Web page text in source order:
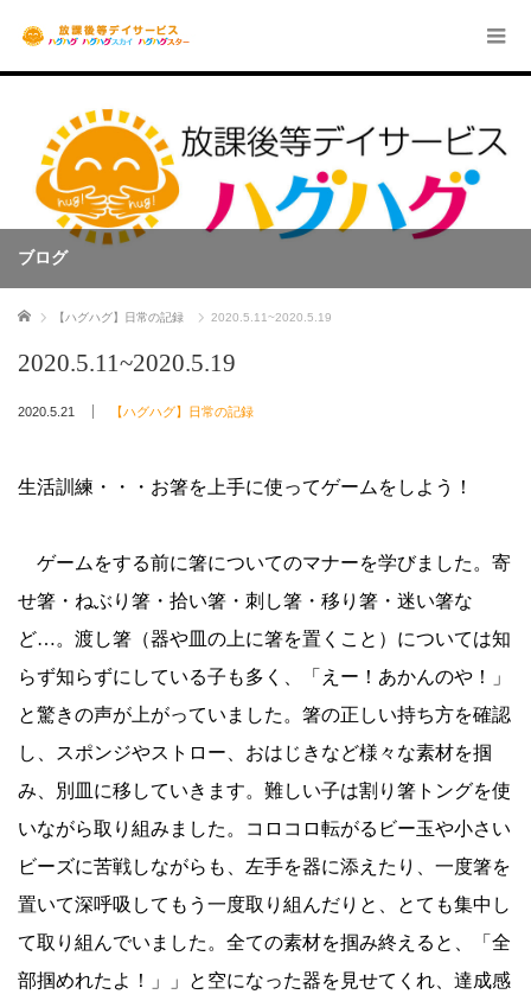
ブログ
ホーム 【ハグハグ】日常の記録 2020.5.11~2020.5.19
2020.5.11~2020.5.19
2020.5.21 【ハグハグ】日常の記録
生活訓練・・・お箸を上手に使ってゲームをしよう！
ゲームをする前に箸についてのマナーを学びました。寄
せ箸・ねぶり箸・拾い箸・刺し箸・移り箸・迷い箸な
ど…。渡し箸（器や皿の上に箸を置くこと）については知
らず知らずにしている子も多く、「えー！あかんのや！」
と驚きの声が上がっていました。箸の正しい持ち方を確認
し、スポンジやストロー、おはじきなど様々な素材を掴
み、別皿に移していきます。難しい子は割り箸トングを使
いながら取り組みました。コロコロ転がるビー玉や小さい
ビーズに苦戦しながらも、左手を器に添えたり、一度箸を
置いて深呼吸してもう一度取り組んだりと、とても集中し
て取り組んでいました。全ての素材を掴み終えると、「全
部掴めれたよ！」」と空になった器を見せてくれ、達成感